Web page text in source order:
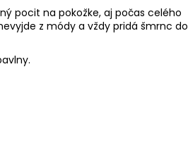
pocit na pokožke, aj počas celého
z módy a vždy pridá šmrnc do